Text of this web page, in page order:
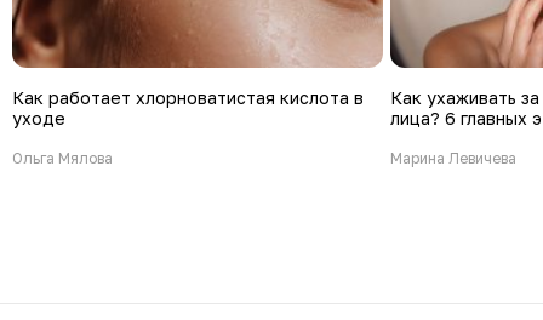
Как работает хлорноватистая кислота в
уходе
Ольга Мялова
Как ухаживать
лица? 6 главных
Марина Левичева